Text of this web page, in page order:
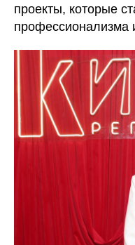
проекты, которые
профессионализма